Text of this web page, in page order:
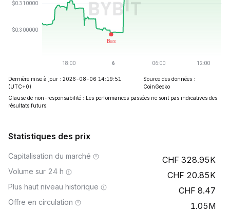
Dernière mise à jour : 2026-08-06 14:19:51
(UTC+0)
Source des données :
CoinGecko
Clause de non-responsabilité : Les performances passées ne sont pas indicatives des
résultats futurs.
Statistiques des prix
Capitalisation du marché 328.95K
Volume sur 24 h 20.85K
Plus haut niveau historique 8.47
Offre en circulation 1.05M